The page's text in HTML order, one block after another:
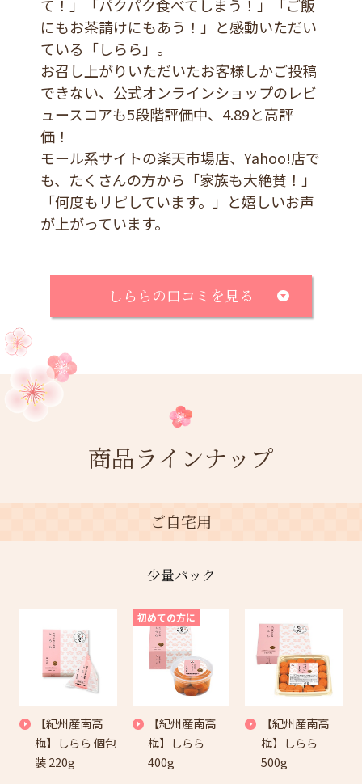
て！」「パクパク食べてしまう！」「ご飯
にもお茶請けにもあう！」と感動いただい
ている「しらら」。
お召し上がりいただいたお客様しかご投稿
できない、公式オンラインショップのレビ
ュースコアも5段階評価中、4.89と高評
価！
モール系サイトの楽天市場店、Yahoo!店で
も、たくさんの方から「家族も大絶賛！」
「何度もリピしています。」と嬉しいお声
が上がっています。
しららの口コミを見る
商品ラインナップ
ご自宅用
少量パック
【紀州産南高
梅】しらら 個包
装 220g
初めての方に
【紀州産南高
梅】しらら
400g
【紀州産南高
梅】しらら
500g